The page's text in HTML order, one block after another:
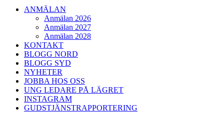
ANMÄLAN
Anmälan 2026
Anmälan 2027
Anmälan 2028
KONTAKT
BLOGG NORD
BLOGG SYD
NYHETER
JOBBA HOS OSS
UNG LEDARE PÅ LÄGRET
INSTAGRAM
GUDSTJÄNSTRAPPORTERING